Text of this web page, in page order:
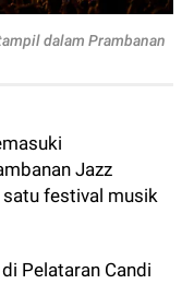
dalam Prambanan
Jazz
festival musik
Pelataran Candi